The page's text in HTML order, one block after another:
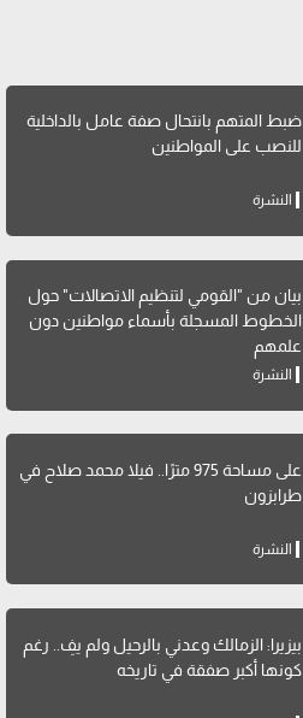
ضبط المتهم بانتحال صفة عامل بالداخلية
للنصب على المواطنين
النشرة
بيان من "القومي لتنظيم الاتصالات" حول
الخطوط المسجلة بأسماء مواطنين دون
علمهم
النشرة
على مساحة 975 مترًا.. فيلا محمد صلاح في
طرابزون
النشرة
بيزيرا: الزمالك وعدني بالرحيل ولم يفِ.. رغم
كونها أكبر صفقة في تاريخه